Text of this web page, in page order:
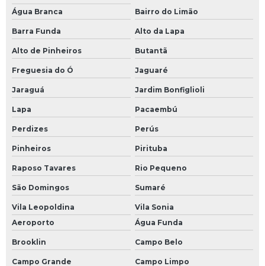
Quadro geral de distribuição de baixa tensão
Quadro para motor elétrico
Quadro para piscina
Quadro trifásico instalação completa
Água Branca
Bairro do Limão
Barra Funda Alto da Lapa
Alto de Pinheiros Butantã
Freguesia do Ó Jaguaré
Jaraguá Jardim Bonfiglioli
Lapa Pacaembú
Perdizes Perús
Pinheiros Pirituba
Raposo Tavares Rio Pequeno
São Domingos Sumaré
Vila Leopoldina
Vila Sonia
Aeroporto
Água Funda
Brooklin Campo Belo
Campo Grande Campo Limpo